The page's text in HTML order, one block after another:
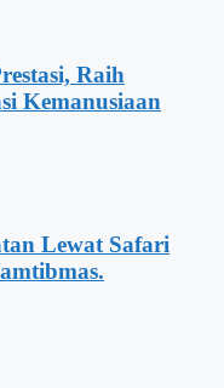
Raih
Kemanusiaan
Lewat Safari